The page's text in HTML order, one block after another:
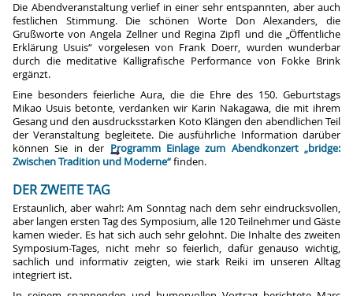
Die Abendveranstaltung verlief in einer sehr entspannten, aber auch
festlichen Stimmung. Die schönen Worte Don Alexanders, die
Grußworte von Angela Zellner und Regina Zipfl und die „Öffentliche
Erklärung Usuis“ vorgelesen von Frank Doerr, wurden wunderbar
durch die meditative Kalligrafische Performance von Fokke Brink
ergänzt.
Eine besonders feierliche Aura, die die Ehre des 150. Geburtstags
Mikao Usuis betonte, verdanken wir Karin Nakagawa, die mit ihrem
Gesang und den ausdrucksstarken Koto Klängen den abendlichen Teil
der Veranstaltung begleitete. Die ausführliche Information darüber
können Sie in der Programm Einlage zum Abendkonzert „bridge:
Zwischen Tradition und Moderne“finden.
DER ZWEITE TAG
Erstaunlich, aber wahr!: Am Sonntag nach dem sehr eindrucksvollen,
aber langen ersten Tag des Symposium, alle 120 Teilnehmer und Gäste
kamen wieder. Es hat sich auch sehr gelohnt. Die Inhalte des zweiten
Symposium-Tages, nicht mehr so feierlich, dafür genauso wichtig,
sachlich und informativ zeigten, wie stark Reiki im unseren Alltag
integriert ist.